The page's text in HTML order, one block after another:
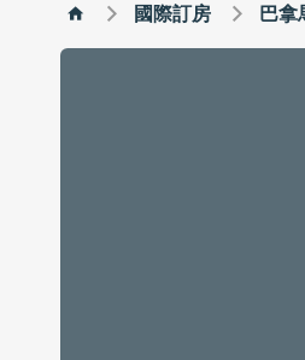
國際訂房 巴拿